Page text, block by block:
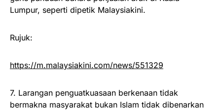
Lumpur, seperti dipetik Malaysiakini.
Rujuk:
https://m.malaysiakini.com/news/551329
7. Larangan penguatkuasaan berkenaan tidak
bermakna masyarakat bukan Islam tidak dibenarkan